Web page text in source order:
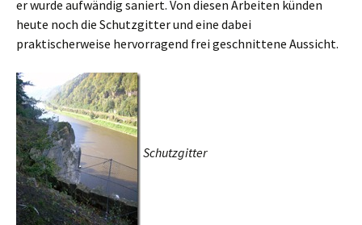
er wurde aufwändig saniert. Von diesen Arbeiten künden
heute noch die Schutzgitter und eine dabei
praktischerweise hervorragend frei geschnittene Aussicht.
Schutzgitter